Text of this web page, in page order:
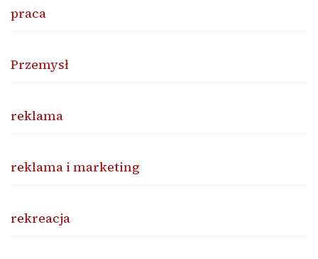
praca
Przemysł
reklama
reklama i marketing
rekreacja